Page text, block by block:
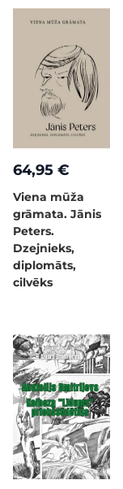
64,95 €
Viena mūža
grāmata. Jānis
Peters.
Dzejnieks,
diplomāts,
cilvēks